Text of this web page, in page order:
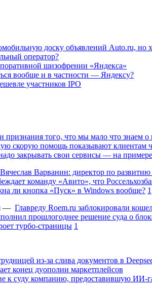
доску объявлений Auto.ru, но
оператор?
шизофрении «Яндекса»
вообще и в частности — Яндексу?
участников IPO
признания того, что мы мало что знаем
скорую помощь показывают клиентам
закрывать свои сервисы — на
Варванин: директор по
команду «Авито», что
ли кнопка «Пуск» в Windows вообще? 1
— Главреду Roem.ru заблокировали
прошлогоднее решение суда о
турбо-страницы 1
из-за слива документов в
конец дуополии маркетплейсов
к суду компанию, предоставившую ИИ-